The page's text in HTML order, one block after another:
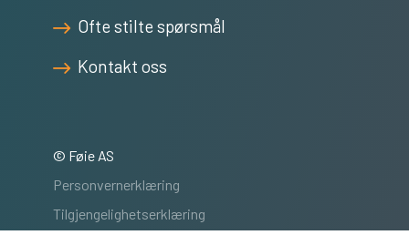
Ofte stilte spørsmål
Kontakt oss
© Føie AS
Personvernerklæring
Tilgjengelighetserklæring